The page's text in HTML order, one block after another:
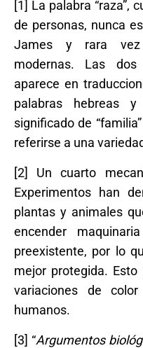
[1] La palabra “raza”,
de personas, nunca
James y rara vez
modernas. Las
aparece en
palabras hebreas
significado de
referirse a una
[2] Un cuarto
Experimentos han
plantas y animales
encender
preexistente, por lo
mejor protegida.
variaciones de
humanos.
[3] “Argumentos